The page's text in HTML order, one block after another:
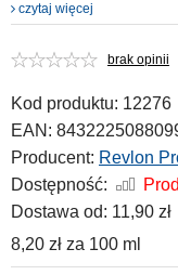
czytaj więcej
brak opinii
Kod produktu: 12276
EAN:
Producent: Revlon
Dostępność:
Dostawa od: 11,90 zł
8,20 zł za 100 ml